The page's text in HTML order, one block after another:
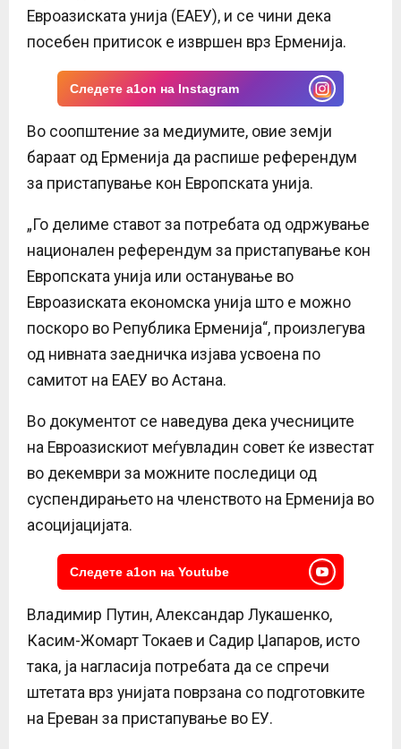
Евроазиската унија (ЕАЕУ), и се чини дека
посебен притисок е извршен врз Ерменија.
Следете a1on на Instagram
Во соопштение за медиумите, овие земји
бараат од Ерменија да распише референдум
за пристапување кон Европската унија.
„Го делиме ставот за потребата од одржување
национален референдум за пристапување кон
Европската унија или останување во
Евроазиската економска унија што е можно
поскоро во Република Ерменија“, произлегува
од нивната заедничка изјава усвоена по
самитот на ЕАЕУ во Астана.
Во документот се наведува дека учесниците
на Евроазискиот меѓувладин совет ќе известат
во декември за можните последици од
суспендирањето на членството на Ерменија во
асоцијацијата.
Следете a1on на Youtube
Владимир Путин, Александар Лукашенко,
Касим-Жомарт Токаев и Садир Џапаров, исто
така, ја нагласија потребата да се спречи
штетата врз унијата поврзана со подготовките
на Ереван за пристапување во ЕУ.